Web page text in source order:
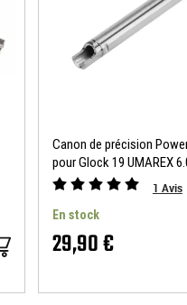
Canon de précision
pour Glock 19 UMAREX
85mm Nine Ball
1 Avis
En stock
29,90 €